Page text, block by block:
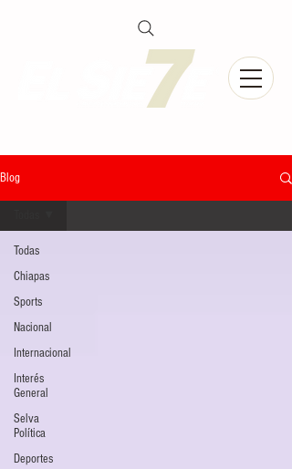
Blog
Todas
Chiapas
Sports
Nacional
Internacional
Interés
General
Selva
Política
Deportes